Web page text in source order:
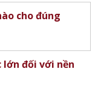
cho đúng
đối với nền